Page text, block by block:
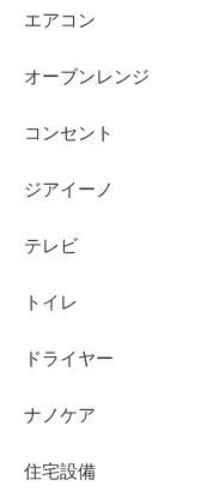
エアコン
オーブンレンジ
コンセント
ジアイーノ
テレビ
トイレ
ドライヤー
ナノケア
住宅設備